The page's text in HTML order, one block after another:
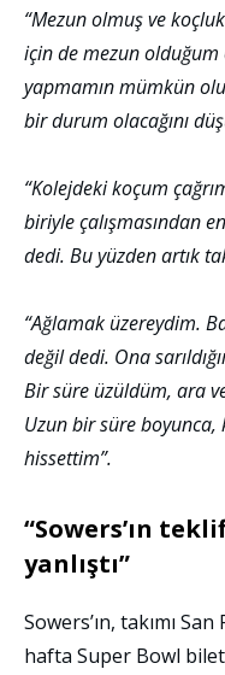
“Mezun olmuş ve
için de mezun
yapmamın mümkün
bir durum olacağını
“Kolejdeki koçum
biriyle çalışmasından
dedi. Bu yüzden artık
“Ağlamak üzereydim.
değil dedi. Ona
Bir süre üzüldüm, ara
Uzun bir süre boyunca,
hissettim”.
“Sowers’ın
yanlıştı”
Sowers’ın, takımı
hafta Super Bowl